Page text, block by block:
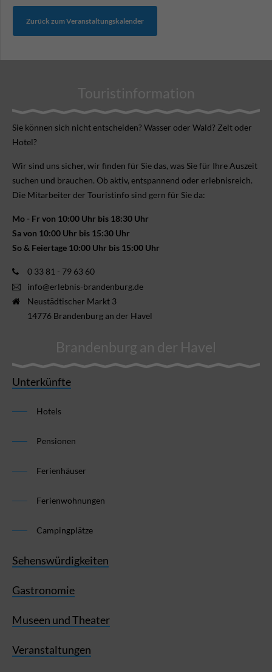
Zurück zum Veranstaltungskalender
Touristinformation
Sie können sich nicht ent­scheiden? Wasser oder Wald? Zelt oder
Hotel?
Wir sind uns sicher, wir finden für Sie das, was Sie für Ihre Aus­zeit
suchen und brauchen. Ob aktiv, ent­spannend oder erlebnis­reich.
Die Mitarbeiter der Touristinfo sind gern für Sie da:
Mo - Fr von 10:00 Uhr bis 18:30 Uhr
Sa von 10:00 Uhr bis 15:30 Uhr
So & Feiertage 10:00 Uhr bis 15:00 Uhr
0 33 81 - 79 63 60
info@erlebnis-brandenburg.de
Neustädtischer Markt 3
14776 Brandenburg an der Havel
Brandenburg an der Havel
Unterkünfte
Hotels
Pensionen
Ferienhäuser
Ferienwohnungen
Campingplätze
Sehenswürdigkeiten
Gastronomie
Museen und Theater
Veranstaltungen